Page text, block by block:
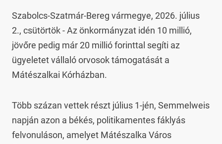
Szabolcs-Szatmár-Bereg vármegye, 2026. július
2., csütörtök - Az önkormányzat idén 10 millió,
jövőre pedig már 20 millió forinttal segíti az
ügyeletet vállaló orvosok támogatását a
Mátészalkai Kórházban.
Több százan vettek részt július 1-jén, Semmelweis
napján azon a békés, politikamentes fáklyás
felvonuláson, amelyet Mátészalka Város